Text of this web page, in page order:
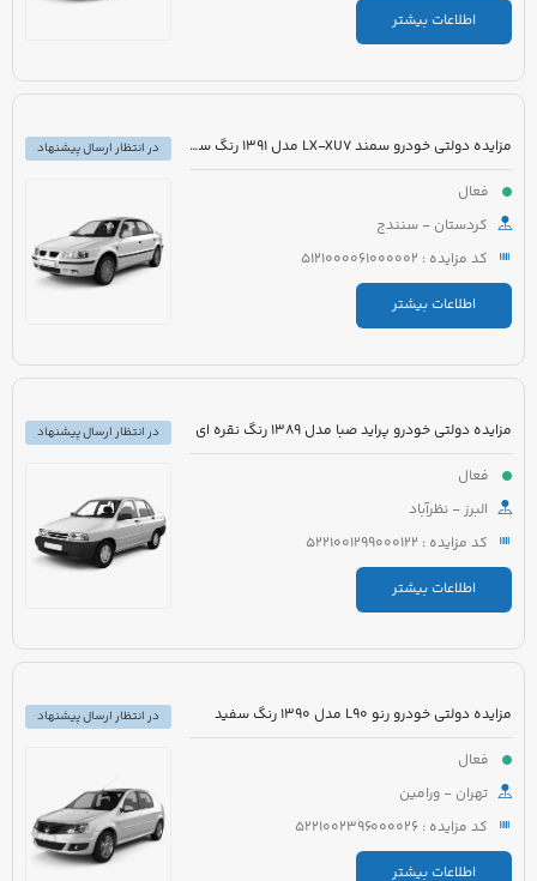
اطلاعات بیشتر
مزایده دولتی خودرو سمند LX-XU7 مدل 1391 رنگ سفید
فعال
کردستان - سنندج
کد مزایده : 5121000061000002
اطلاعات بیشتر
در انتظار ارسال پیشنهاد
مزایده دولتی خودرو پراید صبا مدل 1389 رنگ نقره ای
فعال
البرز - نظرآباد
کد مزایده : 5221001299000122
اطلاعات بیشتر
در انتظار ارسال پیشنهاد
مزایده دولتی خودرو رنو L90 مدل 1390 رنگ سفید
فعال
تهران - ورامین
کد مزایده : 5221002396000026
اطلاعات بیشتر
در انتظار ارسال پیشنهاد